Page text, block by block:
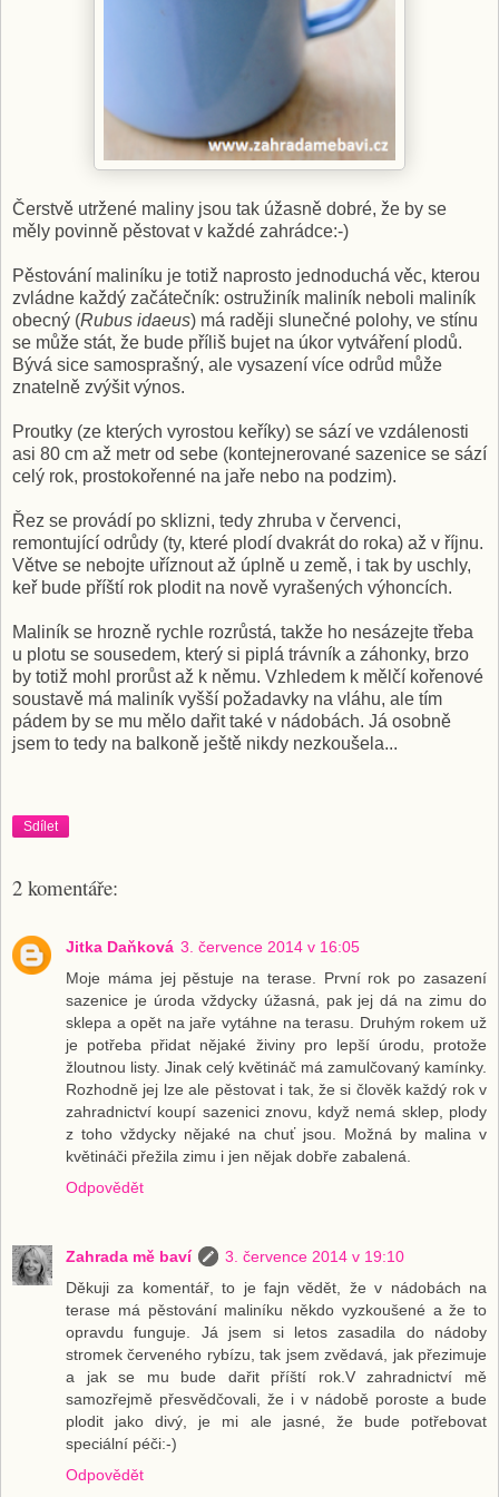
Čerstvě utržené maliny jsou tak úžasně dobré, že by se
měly povinně pěstovat v každé zahrádce:-)
Pěstování maliníku je totiž naprosto jednoduchá věc, kterou
zvládne každý začátečník: ostružiník maliník neboli maliník
obecný (Rubus idaeus) má raději slunečné polohy, ve stínu
se může stát, že bude příliš bujet na úkor vytváření plodů.
Bývá sice samosprašný, ale vysazení více odrůd může
znatelně zvýšit výnos.
Proutky (ze kterých vyrostou keříky) se sází ve vzdálenosti
asi 80 cm až metr od sebe (kontejnerované sazenice se sází
celý rok, prostokořenné na jaře nebo na podzim).
Řez se provádí po sklizni, tedy zhruba v červenci,
remontující odrůdy (ty, které plodí dvakrát do roka) až v říjnu.
Větve se nebojte uříznout až úplně u země, i tak by uschly,
keř bude příští rok plodit na nově vyrašených výhoncích.
Maliník se hrozně rychle rozrůstá, takže ho nesázejte třeba
u plotu se sousedem, který si piplá trávník a záhonky, brzo
by totiž mohl prorůst až k němu. Vzhledem k mělčí kořenové
soustavě má maliník vyšší požadavky na vláhu, ale tím
pádem by se mu mělo dařit také v nádobách. Já osobně
jsem to tedy na balkoně ještě nikdy nezkoušela...
Sdílet
2 komentáře:
Jitka Daňková 3. července 2014 v 16:05
Moje máma jej pěstuje na terase. První rok po zasazení
sazenice je úroda vždycky úžasná, pak jej dá na zimu do
sklepa a opět na jaře vytáhne na terasu. Druhým rokem už
je potřeba přidat nějaké živiny pro lepší úrodu, protože
žloutnou listy. Jinak celý květináč má zamulčovaný kamínky.
Rozhodně jej lze ale pěstovat i tak, že si člověk každý rok v
zahradnictví koupí sazenici znovu, když nemá sklep, plody
z toho vždycky nějaké na chuť jsou. Možná by malina v
květináči přežila zimu i jen nějak dobře zabalená.
Odpovědět
Zahrada mě baví
3. července 2014 v 19:10
Děkuji za komentář, to je fajn vědět, že v nádobách na
terase má pěstování maliníku někdo vyzkoušené a že to
opravdu funguje. Já jsem si letos zasadila do nádoby
stromek červeného rybízu, tak jsem zvědavá, jak přezimuje
a jak se mu bude dařit příští rok.V zahradnictví mě
samozřejmě přesvědčovali, že i v nádobě poroste a bude
plodit jako divý, je mi ale jasné, že bude potřebovat
speciální péči:-)
Odpovědět